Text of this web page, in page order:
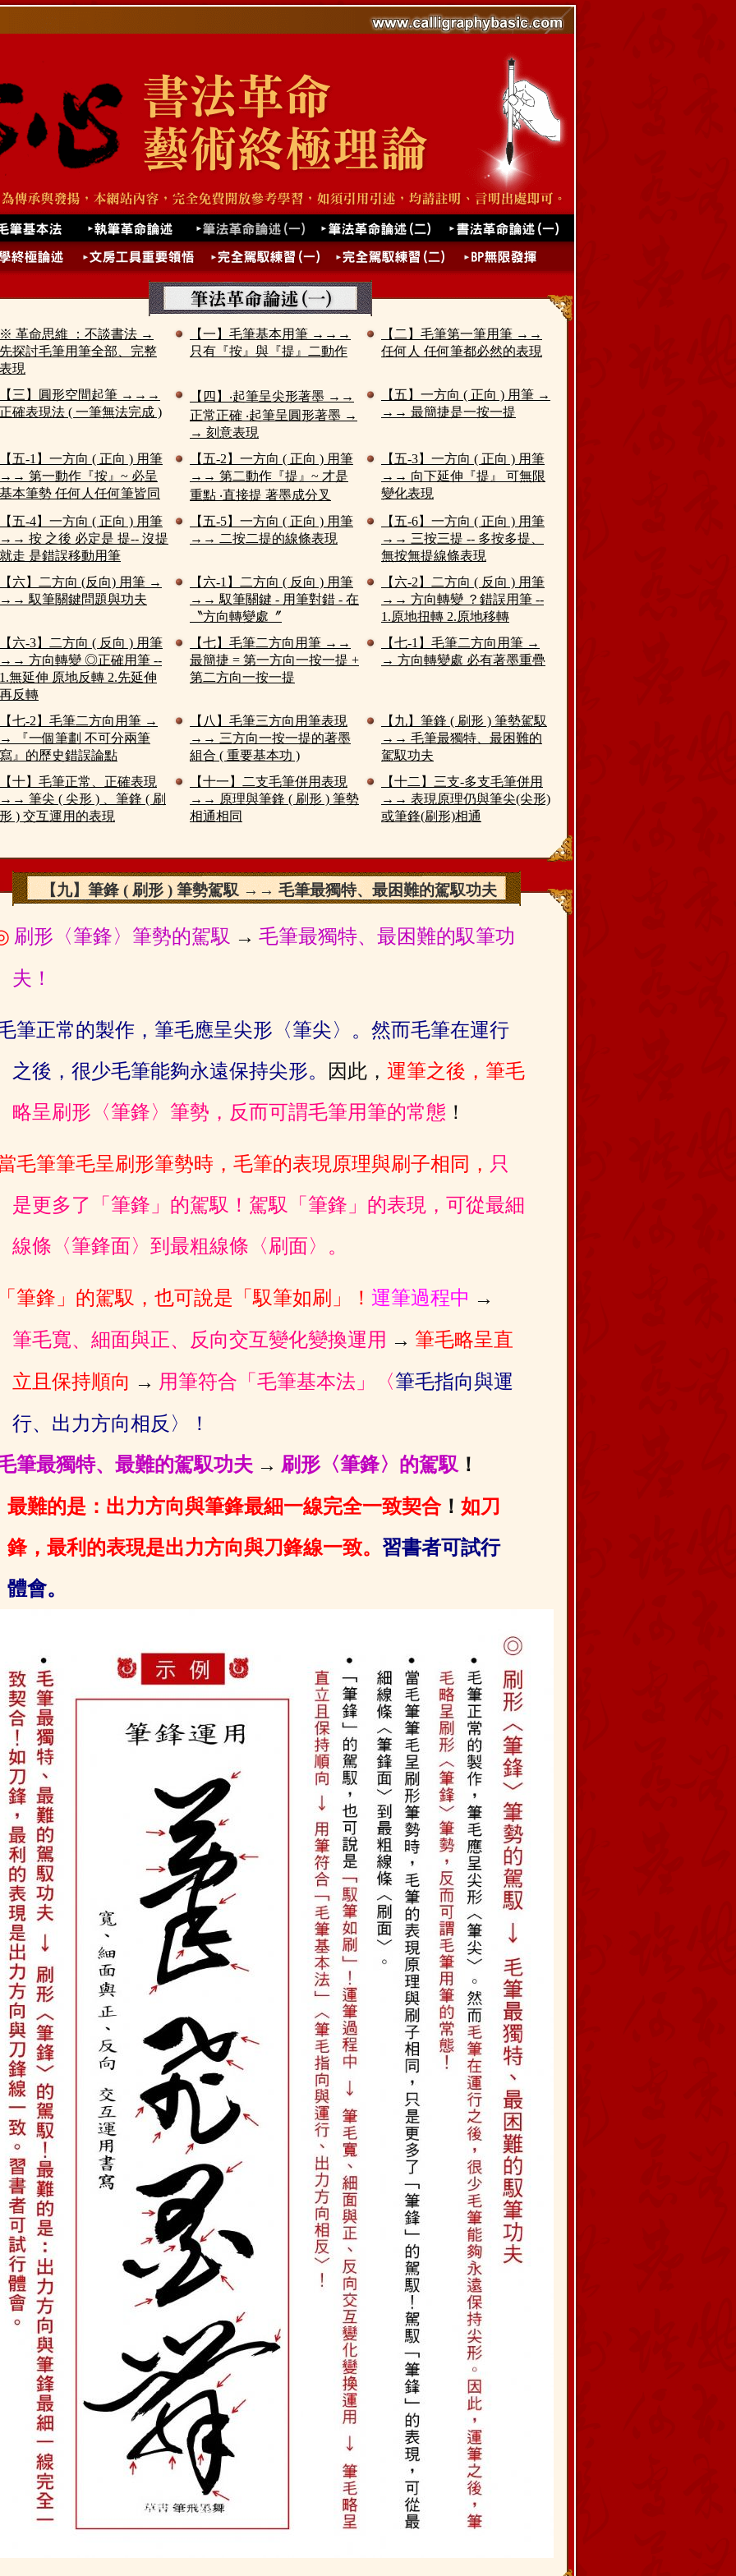
※ 革命思維 ：不談書法 →
先探討毛筆用筆全部、完整
表現
【一】毛筆基本用筆 →→→
只有『按』與『提』二動作
【二】毛筆第一筆用筆 →→
任何人 任何筆都必然的表現
【三】圓形空間起筆 →→→
正確表現法 ( 一筆無法完成 )
【四】‧起筆呈尖形著墨 →→
正常正確 ‧起筆呈圓形著墨 →
→ 刻意表現
【五】一方向 ( 正向 ) 用筆 →
→→ 最簡捷是一按一提
【五-1】一方向 ( 正向 ) 用筆
→→ 第一動作『按』~ 必呈
基本筆勢 任何人任何筆皆同
【五-2】一方向 ( 正向 ) 用筆
→→ 第二動作『提』~ 才是
重點 ‧直接提 著墨成分叉
【五-3】一方向 ( 正向 ) 用筆
→→ 向下延伸『提』 可無限
變化表現
【五-4】一方向 ( 正向 ) 用筆
→→ 按 之後 必定是 提-- 沒提
就走 是錯誤移動用筆
【五-5】一方向 ( 正向 ) 用筆
→→ 二按二提的線條表現
【五-6】一方向 ( 正向 ) 用筆
→→ 三按三提 -- 多按多提、
無按無提線條表現
【六】二方向 (反向) 用筆 →
→→ 馭筆關鍵問題與功夫
【六-1】二方向 ( 反向 ) 用筆
→→ 馭筆關鍵 - 用筆對錯 - 在
〝方向轉變處〞
【六-2】二方向 ( 反向 ) 用筆
→→ 方向轉變 ？錯誤用筆 --
1.原地扭轉 2.原地移轉
【六-3】二方向 ( 反向 ) 用筆
→→ 方向轉變 ◎正確用筆 --
1.無延伸 原地反轉 2.先延伸
再反轉
【七】毛筆二方向用筆 →→
最簡捷 = 第一方向一按一提 +
第二方向一按一提
【七-1】毛筆二方向用筆 →
→ 方向轉變處 必有著墨重疊
【七-2】毛筆二方向用筆 →
→ 『一個筆劃 不可分兩筆
寫』的歷史錯誤論點
【八】毛筆三方向用筆表現
→→ 三方向一按一提的著墨
組合 ( 重要基本功 )
【九】筆鋒 ( 刷形 ) 筆勢駕馭
→→ 毛筆最獨特、最困難的
駕馭功夫
【十】毛筆正常、正確表現
→→ 筆尖 ( 尖形 ) 、筆鋒 ( 刷
形 ) 交互運用的表現
【十一】二支毛筆併用表現
→→ 原理與筆鋒 ( 刷形 ) 筆勢
相通相同
【十二】三支-多支毛筆併用
→→ 表現原理仍與筆尖(尖形)
或筆鋒(刷形)相通
【九】筆鋒 ( 刷形 ) 筆勢駕馭 →→ 毛筆最獨特、最困難的駕馭功夫
刷形〈筆鋒〉筆勢的駕馭 → 毛筆最獨特、最困難的馭筆功
夫！
筆正常的製作，筆毛應呈尖形〈筆尖〉。 然而毛筆在運行
之後，很少毛筆能夠永遠保持尖形。 因此， 運筆之後，筆毛
略呈刷形〈筆鋒〉筆勢，反而可謂毛筆用筆的常態 ！
毛筆筆毛呈刷形筆勢時，毛筆的表現原理與刷子相同， 只
是更多了「筆鋒」 的駕馭！ 駕馭「筆鋒」的表現，可從最細
線條〈筆鋒面〉到最粗線條〈刷面〉。
筆鋒」的駕馭，也可說是「馭筆如刷」！ 運筆過程中 →
筆毛寬、細面與正、反向交互變化變換運用 → 筆毛略呈直
立且保持順向 → 用筆符合「毛筆基本法」〈筆毛指向與運
行、出力方向相反〉！
筆最獨特、最難的駕馭功夫 → 刷形〈筆鋒〉的駕馭！
最難的是：出力方向與筆鋒最細一線完全一致契合！ 如刀
鋒，最利的表現是出力方向與刀鋒線一致。 習書者可試行
體會。